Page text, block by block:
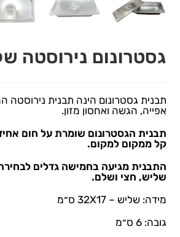
גסטרונום נירוסטה
תבנית גסטרונום הינה תבנית נירוסטה
אפייה, הגשה ואחסון מזון.
תבנית הגסטרונום שומרת על חום
קל ממקום למקום.
התבנית מגיעה בחמישה גדלים
שליש, חצי ושלם.
מידה: שליש – 32X17 ס״מ
גובה: 6 ס״מ